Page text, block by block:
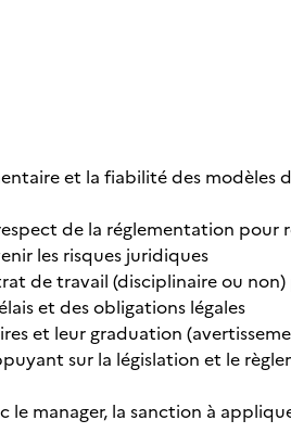
et la fiabilité des modèles
de la réglementation pour
les risques juridiques
de travail (disciplinaire ou
et des obligations légales
et leur graduation
sur la législation et le
le manager, la sanction à